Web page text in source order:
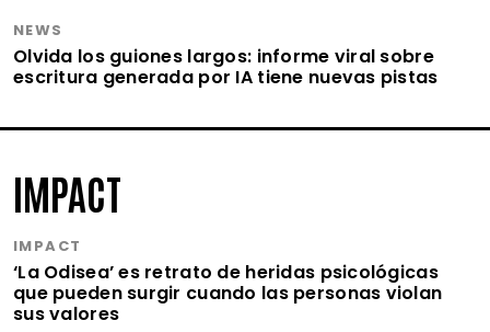
NEWS
Olvida los guiones largos: informe viral sobre
escritura generada por IA tiene nuevas pistas
IMPACT
IMPACT
‘La Odisea’ es retrato de heridas psicológicas
que pueden surgir cuando las personas violan
sus valores